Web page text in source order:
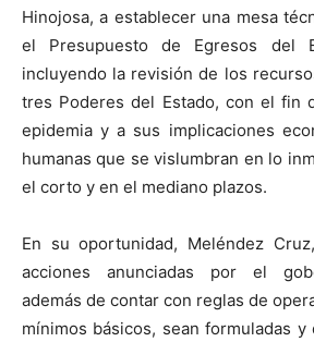
Hinojosa, a establecer una mesa
el Presupuesto de Egresos del
incluyendo la revisión de los
tres Poderes del Estado, con el fin
epidemia y a sus implicaciones
humanas que se vislumbran en lo
el corto y en el mediano plazos.
En su oportunidad, Meléndez
acciones anunciadas por el
además de contar con reglas de
mínimos básicos, sean formuladas